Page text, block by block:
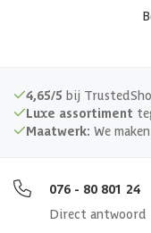
4,65/5 bij
Luxe assortiment
Maatwerk: We
076 - 80 801 24
Direct antwoord